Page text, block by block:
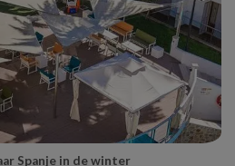
Spanje in de winter